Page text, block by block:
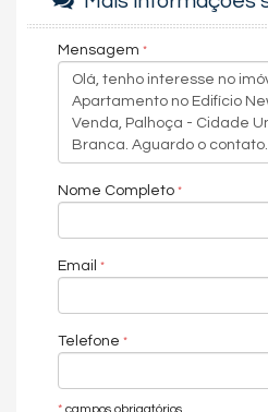
Área privativa 43.9 a 156m²
Tipologia
Tipo 01 - 3 suítes - 2 vagas - Área
Tipo 01 - 3 suítes - 2 vagas - Área
Tipo 01 - 3 dorm. (1 suíte) - 2 vagas
Tipo 02 - 3 dorm. (1 suíte) - 2 vagas
Tipo 02 - 3 dorm. (1 suíte) - 2
Tipo 02 - 3 suítes - 2 vagas - Área
Tipo 03 - 2 dorm. (1 suíte) - 1 vaga -
Tipo 03 - 4 dorm. (2 suítes) - 2
Tipo 05 - 1 dorm. - 1 vaga - Área
Tipo 07 - 2 dorm. (1 suíte) - 1 vaga
Rua dos Cardeais - Fazenda
Características do Imóvel
Mensagem
Nome Completo
Email
Telefone